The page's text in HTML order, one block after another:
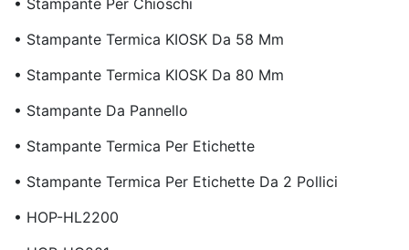
• Stampante Per Chioschi
• Stampante Termica KIOSK Da 58 Mm
• Stampante Termica KIOSK Da 80 Mm
• Stampante Da Pannello
• Stampante Termica Per Etichette
• Stampante Termica Per Etichette Da 2 Pollici
• HOP-HL2200